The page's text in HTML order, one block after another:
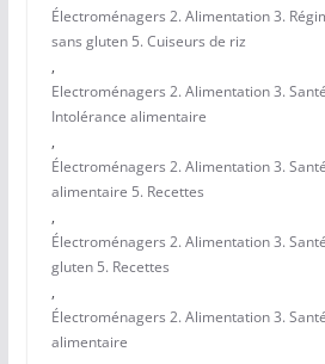
Électroménagers 2. Alimentation 3.
sans gluten 5. Cuiseurs de riz
,
Electroménagers 2. Alimentation 3.
Intolérance alimentaire
,
Électroménagers 2. Alimentation 3.
alimentaire 5. Recettes
,
Électroménagers 2. Alimentation 3.
gluten 5. Recettes
,
Électroménagers 2. Alimentation 3.
alimentaire